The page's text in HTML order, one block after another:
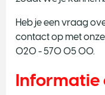
Heb je een vraag
contact op met
020 - 570 05 00.
Informatie